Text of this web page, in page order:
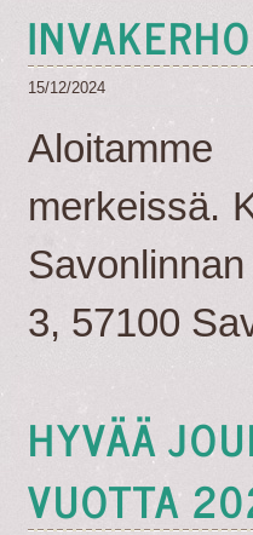
15/12/2024
merkeissä.
3, 57100
HYVÄÄ
VUOTTA